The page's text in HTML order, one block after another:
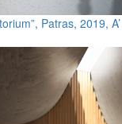
Patras, 2019,